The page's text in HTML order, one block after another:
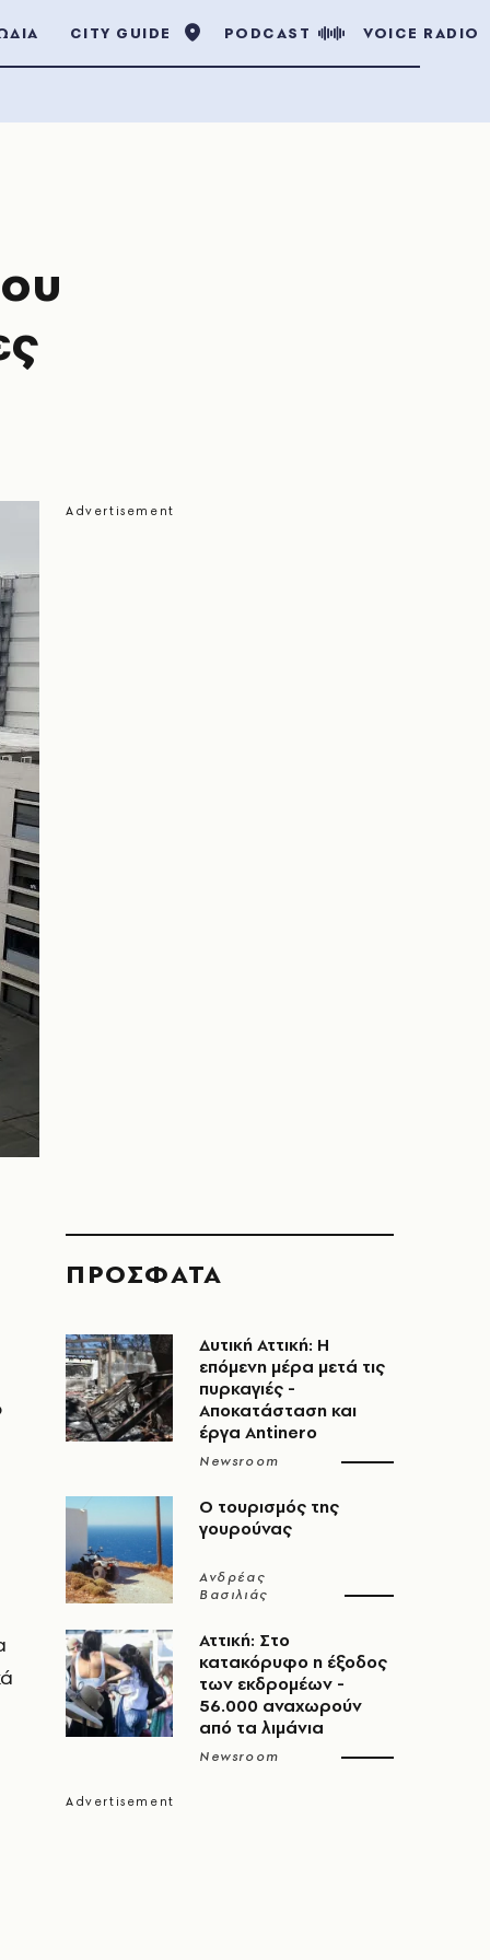
CITY GUIDE PODCAST VOICE RADIO
ΠΡΟΣΦΑΤΑ
Δυτική Αττική: Η
επόμενη μέρα μετά τις
πυρκαγιές -
Αποκατάσταση και
έργα Antinero
Newsroom
Ο τουρισμός της
γουρούνας
Ανδρέας
Βασιλιάς
Αττική: Στο
κατακόρυφο η έξοδος
των εκδρομέων -
56.000 αναχωρούν
από τα λιμάνια
Newsroom